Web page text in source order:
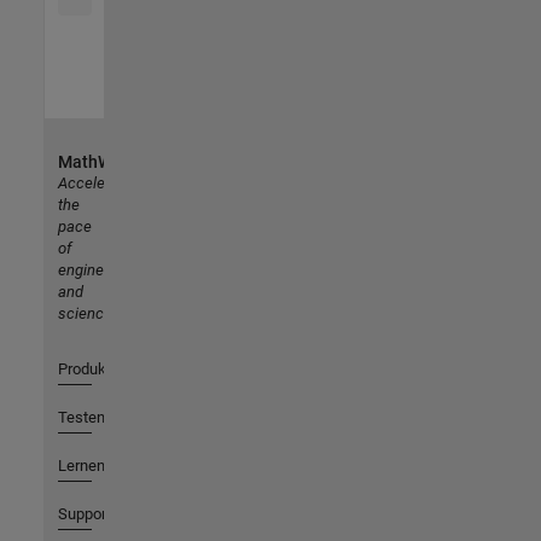
MathWorks
Accelerating
the
pace
of
engineering
and
science
Produkte
Testen oder Kaufen
Lernen
Support